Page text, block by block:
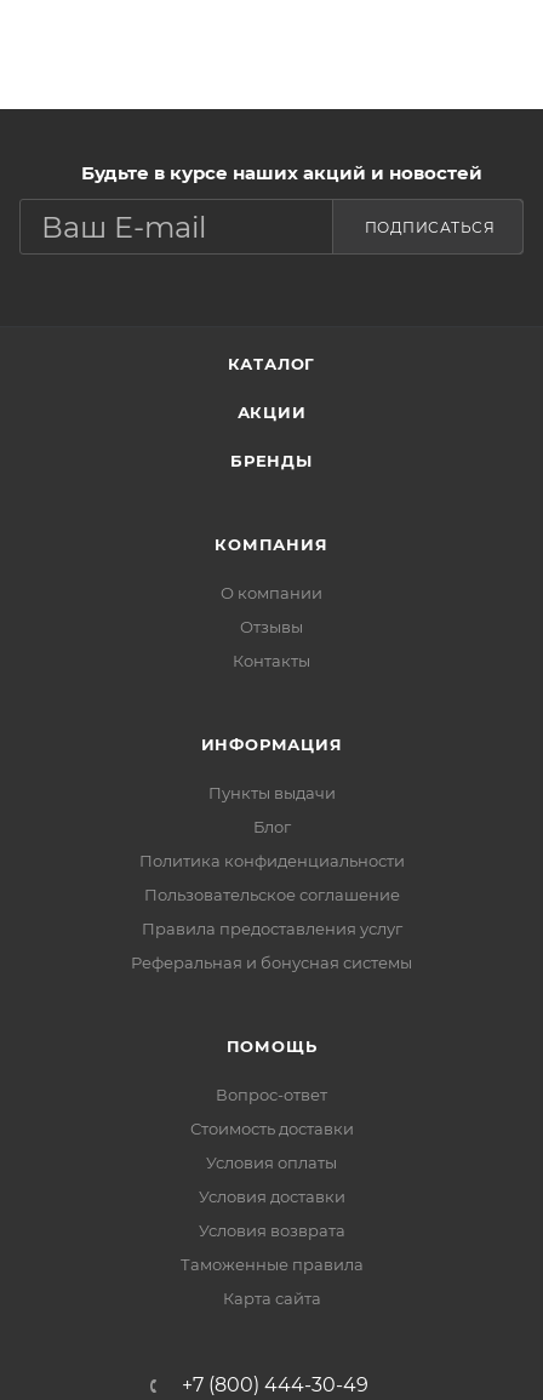
регенерацию и заживление
Нанести крем на кожу вокруг глаз легкими
массажными движениями в качестве
завершающего этапа ухода.
Будьте в курсе наших акций и новостей
ПОДПИСАТЬСЯ
КАТАЛОГ
АКЦИИ
БРЕНДЫ
КОМПАНИЯ
О компании
Отзывы
Контакты
ИНФОРМАЦИЯ
Пункты выдачи
Блог
Политика конфиденциальности
Пользовательское соглашение
Правила предоставления услуг
Реферальная и бонусная системы
ПОМОЩЬ
Вопрос-ответ
Стоимость доставки
Условия оплаты
Условия доставки
Условия возврата
Таможенные правила
Карта сайта
+7 (800) 444-30-49